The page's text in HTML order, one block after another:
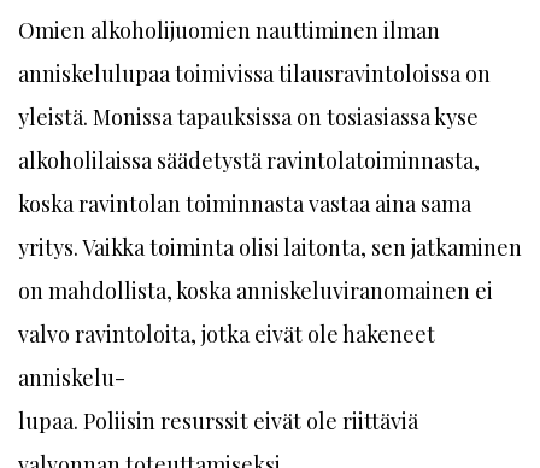
Omien alkoholijuomien nauttiminen ilman
anniskelulupaa toimivissa tilausravintoloissa on
yleistä. Monissa tapauksissa on tosiasiassa kyse
alkoholilaissa säädetystä ravintolatoiminnasta,
koska ravintolan toiminnasta vastaa aina sama
yritys. Vaikka toiminta olisi laitonta, sen jatkaminen
on mahdollista, koska anniskeluviranomainen ei
valvo ravintoloita, jotka eivät ole hakeneet
anniskelu-
lupaa. Poliisin resurssit eivät ole riittäviä